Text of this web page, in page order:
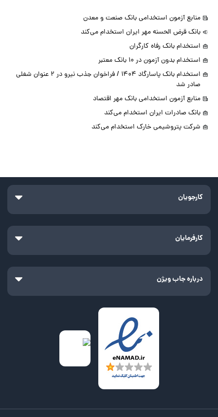
منابع آزمون استخدامی بانک صنعت و معدن
بانک قرض الحسنه مهر ایران استخدام می‌کند
استخدام بانک رفاه کارگران
استخدام بدون آزمون در 10 بانک معتبر
استخدام بانک پاسارگاد 1404 / فراخوان جذب نیرو در 2 عنوان شغلی
صادر شد
منابع آزمون استخدامی بانک مهر اقتصاد
بانک صادرات ایران استخدام می‌کند
شرکت پتروشیمی خارک استخدام می‌کند
کارجویان
کارفرمایان
درباره جاب ویژن